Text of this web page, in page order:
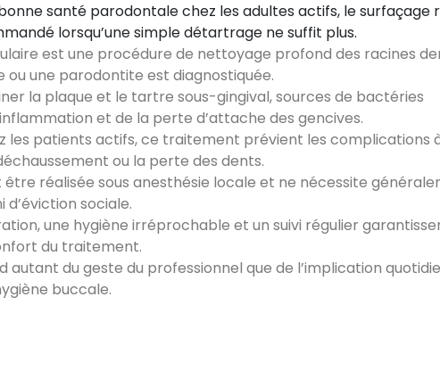
santé parodontale chez les adultes actifs, le surfaçage
lorsqu’une simple détartrage ne suffit plus.
est une procédure de nettoyage profond des racines
ou une parodontite est diagnostiquée.
la plaque et le tartre sous-gingival, sources de bactéries
et de la perte d’attache des gencives.
les patients actifs, ce traitement prévient les complications
ou la perte des dents.
réalisée sous anesthésie locale et ne nécessite
d’éviction sociale.
une hygiène irréprochable et un suivi régulier
du traitement.
autant du geste du professionnel que de l’implication
buccale.